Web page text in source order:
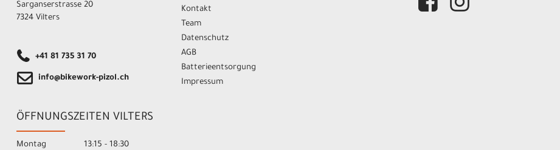
Sarganserstrasse 20
7324 Vilters
+41 81 735 31 70
info@bikework-pizol.ch
ÖFFNUNGSZEITEN VILTERS
Montag
13:15 - 18:30
Kontakt
Team
Datenschutz
AGB
Batterieentsorgung
Impressum